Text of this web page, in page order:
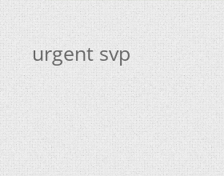
urgent svp